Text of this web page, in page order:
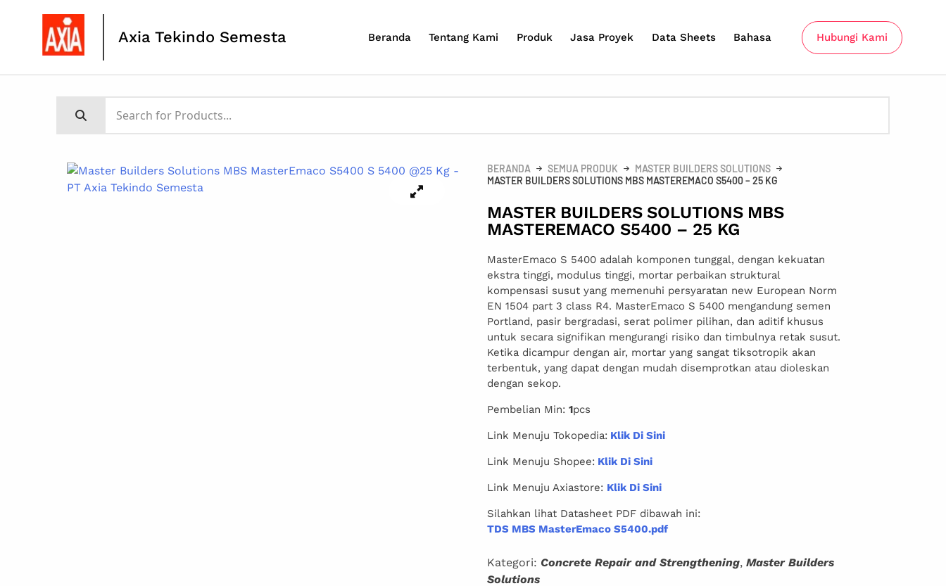
Axia Tekindo Semesta Beranda Tentang Kami Produk Jasa Proyek Data Sheets Bahasa Hubungi Kami
BERANDA SEMUA PRODUK
MASTER BUILDERS SOLUTIONS
MASTER BUILDERS SOLUTIONS MBS MASTEREMACO S5400 – 25 KG
MASTER BUILDERS SOLUTIONS MBS
MASTEREMACO S5400 – 25 KG
MasterEmaco S 5400 adalah komponen tunggal, dengan kekuatan
ekstra tinggi, modulus tinggi, mortar perbaikan struktural
kompensasi susut yang memenuhi persyaratan new European Norm
EN 1504 part 3 class R4. MasterEmaco S 5400 mengandung semen
Portland, pasir bergradasi, serat polimer pilihan, dan aditif khusus
untuk secara signifikan mengurangi risiko dan timbulnya retak susut.
Ketika dicampur dengan air, mortar yang sangat tiksotropik akan
terbentuk, yang dapat dengan mudah disemprotkan atau dioleskan
dengan sekop.
Pembelian Min: 1pcs
Link Menuju Tokopedia: Klik Di Sini
Link Menuju Shopee: Klik Di Sini
Link Menuju Axiastore: Klik Di Sini
Silahkan lihat Datasheet PDF dibawah ini:
TDS MBS MasterEmaco S5400.pdf
Kategori: Concrete Repair and Strengthening, Master Builders
Solutions